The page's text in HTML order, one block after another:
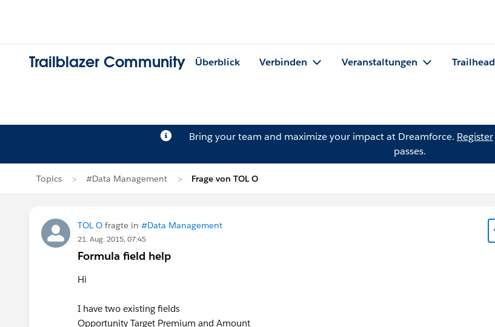
Trailblazer Community Überblick Verbinden Veranstaltungen Trailhead
Bring your team and maximize your impact at Dreamforce. Register
passes.
Topics #Data Management Frage von TOL O
TOL O fragte in #Data Management
21. Aug. 2015, 07:45
Formula field help
Hi
I have two existing fields
Opportunity Target Premium and Amount